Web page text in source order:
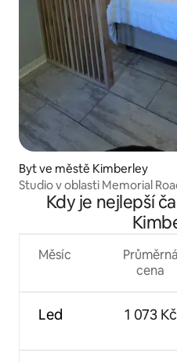
Byt ve městě Kimberley
Studio v oblasti Memorial
Kdy je nejlepší
Měsíc
Led
Průměrná
cena
1 073 Kč